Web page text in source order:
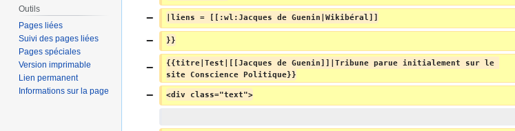
|liens = [[:wl:Jacques de Guenin|Wikibéral]]
}}
{{titre|Test|[[Jacques de Guenin]]|Tribune parue initialement sur le
site Conscience Politique}}
<div class="text">
Outils
Pages liées
Suivi des pages liées
Pages spéciales
Version imprimable
Lien permanent
Informations sur la page